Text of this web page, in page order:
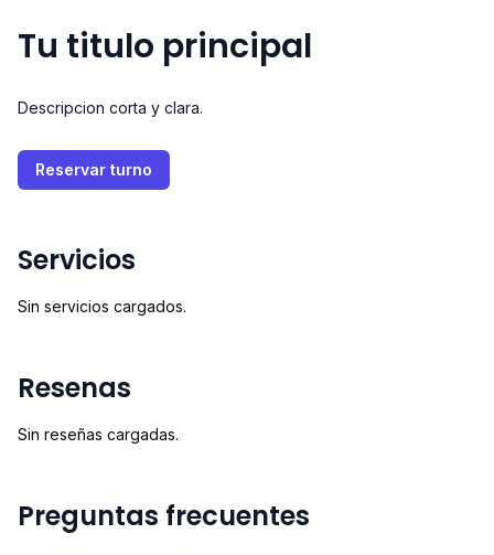
Tu titulo principal
Descripcion corta y clara.
Reservar turno
Servicios
Sin servicios cargados.
Resenas
Sin reseñas cargadas.
Preguntas frecuentes